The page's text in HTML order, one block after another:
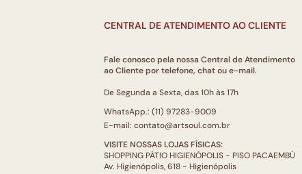
CENTRAL DE ATENDIMENTO AO CLIENTE
Fale conosco pela nossa Central de Atendimento
ao Cliente por telefone, chat ou e-mail.
De Segunda a Sexta, das 10h às 17h
WhatsApp.: (11) 97283-9009
E-mail: contato@artsoul.com.br
VISITE NOSSAS LOJAS FÍSICAS:
SHOPPING PÁTIO HIGIENÓPOLIS - PISO PACAEMBÚ
Av. Higienópolis, 618 - Higienópolis